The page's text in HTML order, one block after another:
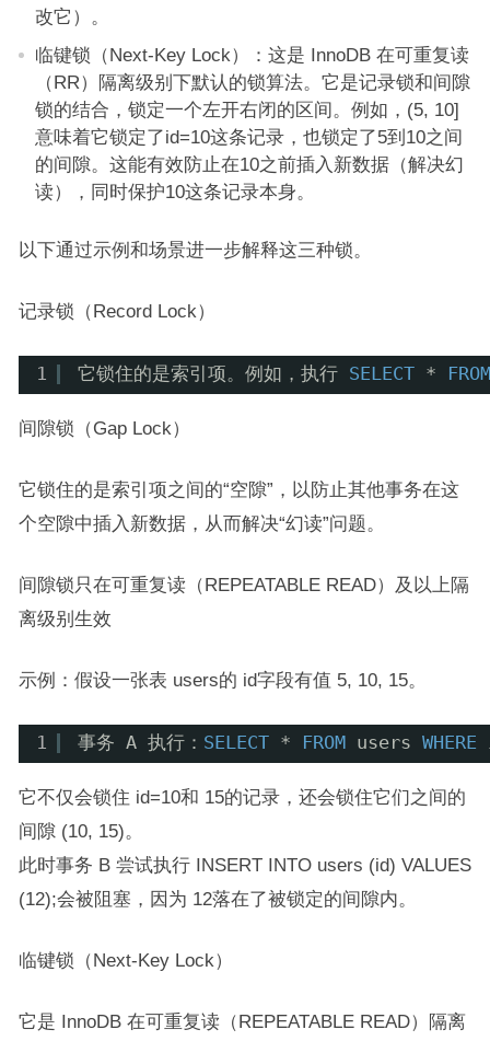
改它）。
临键锁（Next-Key Lock）：这是 InnoDB 在可重复读
（RR）隔离级别下默认的锁算法。它是记录锁和间隙
锁的结合，锁定一个左开右闭的区间。例如，(5, 10]
意味着它锁定了id=10这条记录，也锁定了5到10之间
的间隙。这能有效防止在10之前插入新数据（解决幻
读），同时保护10这条记录本身。
以下通过示例和场景进一步解释这三种锁。
记录锁（Record Lock）
1 它锁住的是索引项。例如，执行 SELECT *
间隙锁（Gap Lock）
它锁住的是索引项之间的“空隙”，以防止其他事务在这
个空隙中插入新数据，从而解决“幻读”问题。
间隙锁只在可重复读（REPEATABLE READ）及以上隔
离级别生效
示例：假设一张表 users的 id字段有值 5, 10, 15。
1 事务 A 执行： SELECT * FROM users WHERE
它不仅会锁住 id=10和 15的记录，还会锁住它们之间的
间隙 (10, 15)。
此时事务 B 尝试执行 INSERT INTO users (id) VALUES
(12);会被阻塞，因为 12落在了被锁定的间隙内。
临键锁（Next-Key Lock）
它是 InnoDB 在可重复读（REPEATABLE READ）隔离